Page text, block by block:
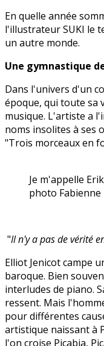
En quelle année
l'illustrateur SUKI le
un autre monde.
Une gymnastique
Dans l'univers d'un
époque, qui toute sa
musique. L'artiste a
noms insolites à ses
"Trois morceaux en
Je m'appelle
photo Fabienne
"Il n'y a pas de vérité
Elliot Jenicot campe
baroque. Bien
interludes de piano.
ressent. Mais
pour différentes
artistique naissant à
l'on croise Picabia,